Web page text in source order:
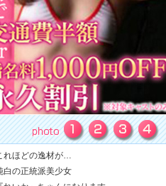
れほどの逸材が…
白の正統派美少女